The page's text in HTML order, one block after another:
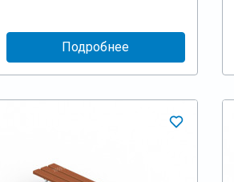
Подробнее